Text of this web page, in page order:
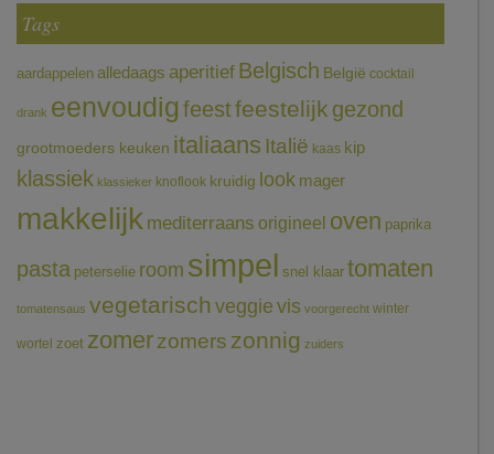
Tags
aardappelen alledaags aperitief Belgisch België cocktail
drank eenvoudigfeestfeestelijk gezond
grootmoeders keuken italiaans Italië kaas kip
klassiek klassieker knoflook kruidig look mager
makkelijk mediterraans origineel oven paprika
pasta peterselie room simpel snel klaar tomaten
tomatensaus vegetarischveggie vis voorgerecht winter
wortel zoet zomerzomers zonnig zuiders